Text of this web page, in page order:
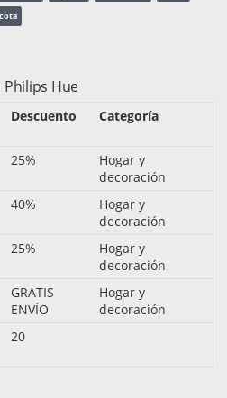
Hue
Descuento Categoría
25%
Hogar y
decoración
40%
Hogar y
decoración
25%
Hogar y
decoración
GRATIS
ENVÍO
Hogar y
decoración
20